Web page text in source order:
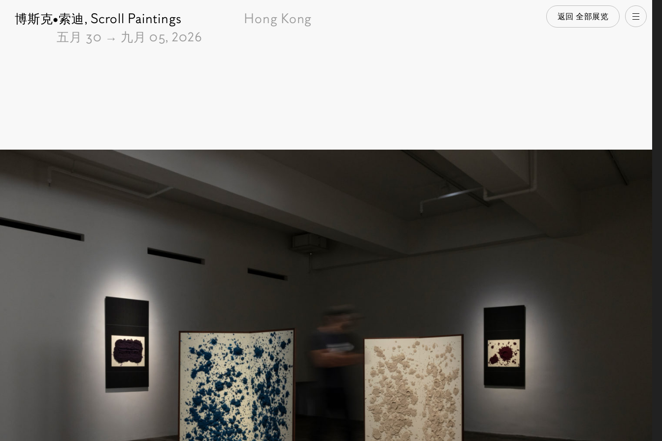
返回 全部展览
打
博斯克•索迪, Scroll Paintings
由
五月 30 → 九月 05, 2026
Hong Kong
Pictures of the exhibition